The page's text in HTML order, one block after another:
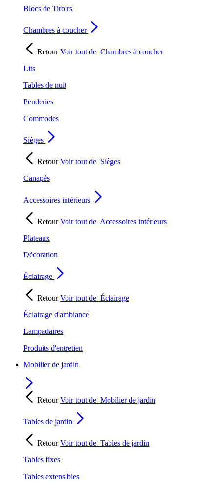
Blocs de Tiroirs
Chambres à coucher
RetourVoir tout de Chambres à coucher
Lits
Tables de nuit
Penderies
Commodes
Sièges
RetourVoir tout de Sièges
Canapés
Accessoires intérieurs
RetourVoir tout de Accessoires intérieurs
Plateaux
Décoration
Éclairage
RetourVoir tout de Éclairage
Éclairage d'ambiance
Lampadaires
Produits d'entretien
Mobilier de jardin
RetourVoir tout de Mobilier de jardin
Tables de jardin
RetourVoir tout de Tables de jardin
Tables fixes
Tables extensibles